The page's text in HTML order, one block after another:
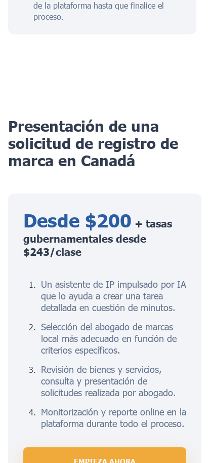
de la plataforma hasta que finalice el
proceso.
Presentación de una
solicitud de registro de
marca en Canadá
Desde $200 + tasas
gubernamentales desde
$243/clase
Un asistente de IP impulsado por IA
que lo ayuda a crear una tarea
detallada en cuestión de minutos.
Selección del abogado de marcas
local más adecuado en función de
criterios específicos.
Revisión de bienes y servicios,
consulta y presentación de
solicitudes realizada por abogado.
Monitorización y reporte online en la
plataforma durante todo el proceso.
EMPIEZA AHORA